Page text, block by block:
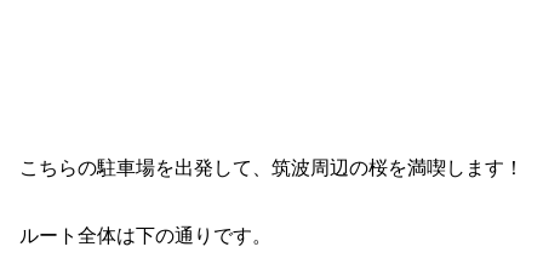
こちらの駐車場を出発して、筑波周辺の桜を満喫します！
ルート全体は下の通りです。